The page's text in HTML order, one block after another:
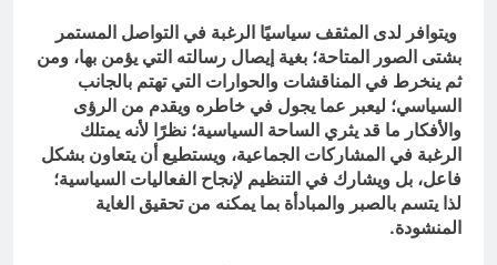
ويتوافر لدى المثقف سياسيًا الرغبة في التواصل المستمر
بشتى الصور المتاحة؛ بغية إيصال رسالته التي يؤمن بها، ومن
ثم ينخرط في المناقشات والحوارات التي تهتم بالجانب
السياسي؛ ليعبر عما يجول في خاطره ويقدم من الرؤى
والأفكار ما قد يثري الساحة السياسية؛ نظرًا لأنه يمتلك
الرغبة في المشاركات الجماعية، ويستطيع أن يتعاون بشكل
فاعل، بل ويشارك في التنظيم لإنجاح الفعاليات السياسية؛
لذا يتسم بالصبر والمبادأة بما يمكنه من تحقيق الغاية
المنشودة.